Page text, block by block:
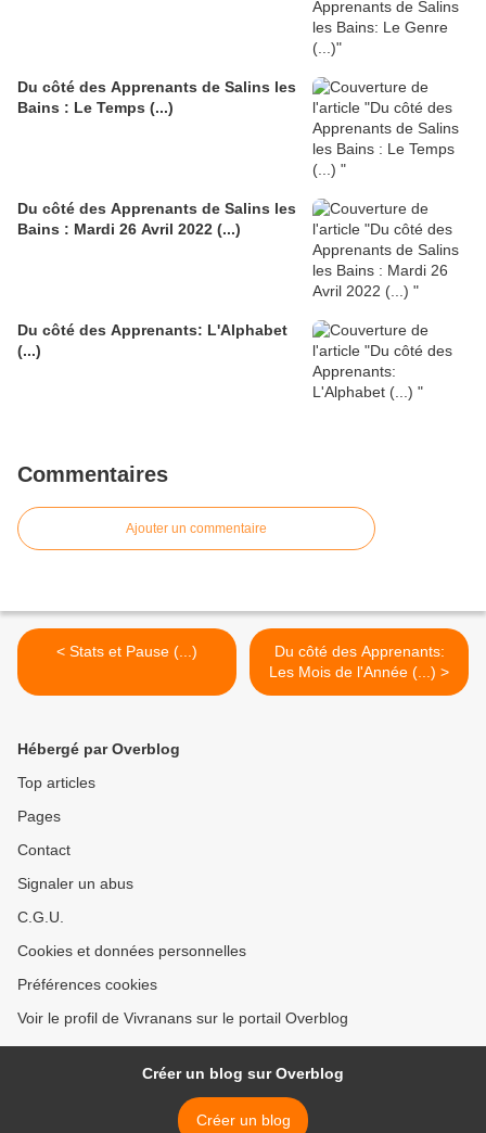
Du côté des Apprenants de Salins les
Bains : Le Temps (...)
Du côté des Apprenants de Salins les
Bains : Mardi 26 Avril 2022 (...)
Du côté des Apprenants: L'Alphabet
(...)
Commentaires
Ajouter un commentaire
< Stats et Pause (...)
Du côté des Apprenants:
Les Mois de l'Année (...) >
Hébergé par Overblog
Top articles
Pages
Contact
Signaler un abus
C.G.U.
Cookies et données personnelles
Préférences cookies
Voir le profil de Vivranans sur le portail Overblog
Créer un blog sur Overblog
Créer un blog